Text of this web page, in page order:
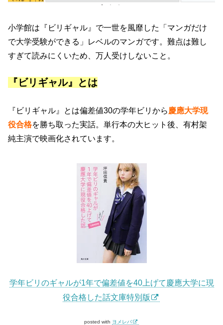
小学館は『ビリギャル』で一世を風靡した「マンガだけ
で大学受験ができる」レベルのマンガです。難点は難し
すぎて読みにくいため、万人受けしないこと。
『ビリギャル』とは
『ビリギャル』とは偏差値30の学年ビリから 慶應大学現
役合格を勝ち取った実話。単行本の大ヒット後、有村架
純主演で映画化されています。
学年ビリのギャルが1年で偏差値を40上げて慶應大学に現
役合格した話文庫特別版
posted with ヨメレバ